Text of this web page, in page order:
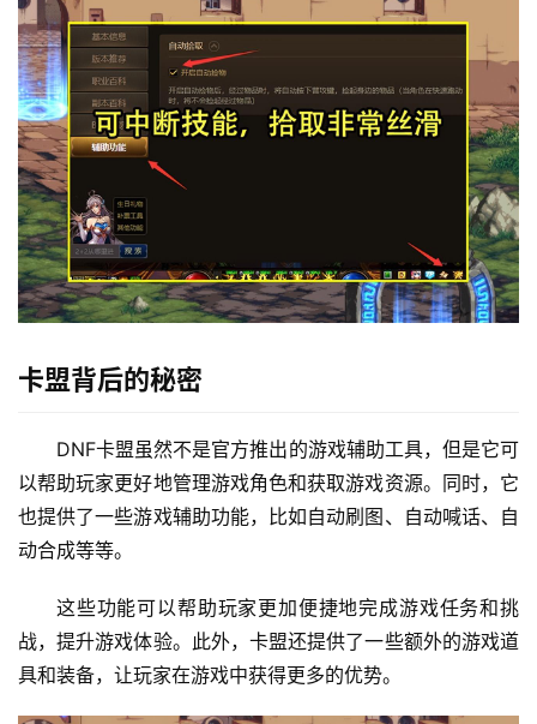
卡盟背后的秘密
DNF卡盟虽然不是官方推出的游戏辅助工具，但是它可
以帮助玩家更好地管理游戏角色和获取游戏资源。同时，它
也提供了一些游戏辅助功能，比如自动刷图、自动喊话、自
动合成等等。
这些功能可以帮助玩家更加便捷地完成游戏任务和挑
战，提升游戏体验。此外，卡盟还提供了一些额外的游戏道
具和装备，让玩家在游戏中获得更多的优势。